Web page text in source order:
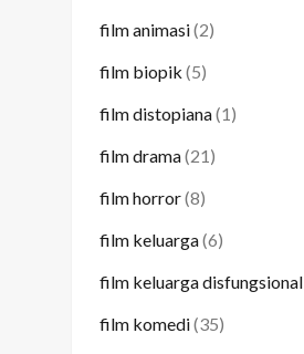
film animasi(2)
film biopik (5)
film distopiana(1)
film drama(21)
film horror(8)
film keluarga(6)
film keluarga disfungsional
film komedi(35)